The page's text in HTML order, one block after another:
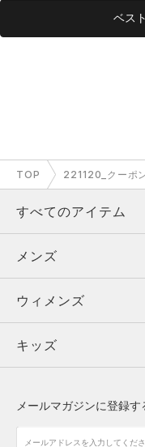
ベス
TOP 221120_クーポ
すべてのアイテム
メンズ
ウィメンズ
キッズ
アクセサリー
メンズ
トップス
ボトムス
アクセサリー
ウィメンズ
トップス
シューズ
キッズ
メールマガジンに登録す